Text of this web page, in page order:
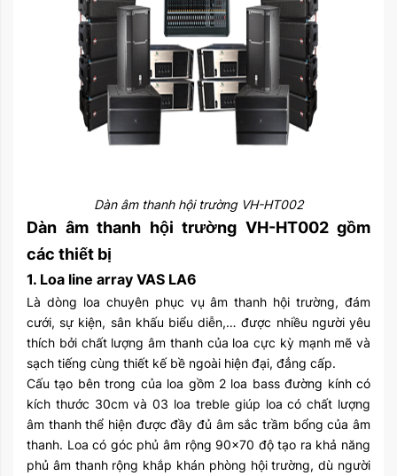
Dàn âm thanh hội trường VH-HT002
Dàn âm thanh hội trường VH-HT002 gồm
các thiết bị
1. Loa line array VAS LA6
Là dòng loa chuyên phục vụ âm thanh hội trường, đám
cưới, sự kiện, sân khấu biểu diễn,… được nhiều người yêu
thích bởi chất lượng âm thanh của loa cực kỳ mạnh mẽ và
sạch tiếng cùng thiết kế bề ngoài hiện đại, đẳng cấp.
Cấu tạo bên trong của loa gồm 2 loa bass đường kính có
kích thước 30cm và 03 loa treble giúp loa có chất lượng
âm thanh thể hiện được đầy đủ âm sắc trầm bổng của âm
thanh. Loa có góc phủ âm rộng 90×70 độ tạo ra khả năng
phủ âm thanh rộng khắp khán phòng hội trường, dù người